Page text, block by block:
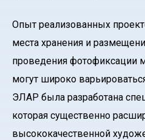
Опыт реализованных
места хранения и
проведения фотофиксации
могут широко
ЭЛАР была разработана
которая существенно
высококачественной